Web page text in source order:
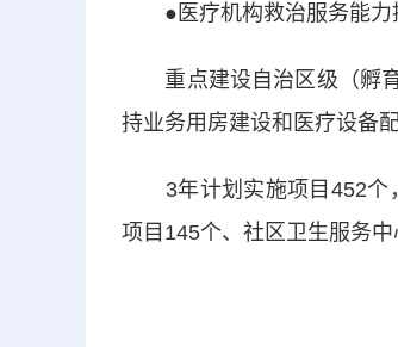
●医疗机构救治服务能力
重点建设自治区级（孵育
持业务用房建设和医疗设备
3年计划实施项目452个，
项目145个、社区卫生服务